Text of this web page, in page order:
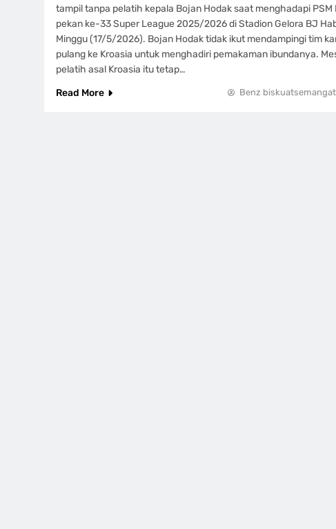
tampil tanpa pelatih kepala Bojan Hodak saat menghadapi PSM
pekan ke-33 Super League 2025/2026 di Stadion Gelora BJ
Minggu (17/5/2026). Bojan Hodak tidak ikut mendampingi tim
pulang ke Kroasia untuk menghadiri pemakaman ibundanya.
pelatih asal Kroasia itu tetap…
Read More
Benz biskuatsemangat